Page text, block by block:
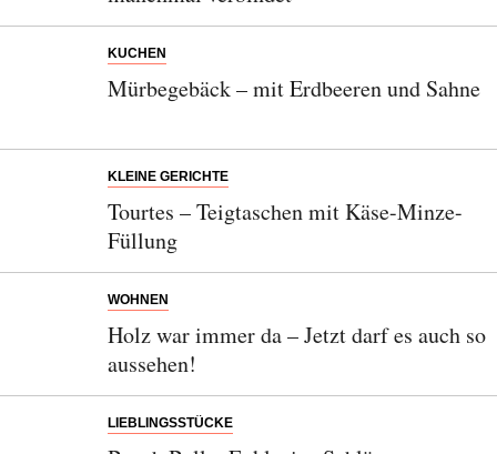
KUCHEN
Mürbegebäck – mit Erdbeeren und Sahne
KLEINE GERICHTE
Tourtes – Teigtaschen mit Käse-Minze-
Füllung
WOHNEN
Holz war immer da – Jetzt darf es auch so
aussehen!
LIEBLINGSSTÜCKE